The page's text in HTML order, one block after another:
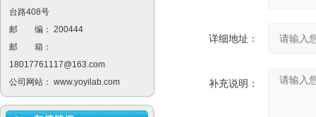
台路408号
邮 编： 200444
邮 箱：
18017761117@163.com
公司网站： www.yoyilab.com
详细地址：
补充说明：